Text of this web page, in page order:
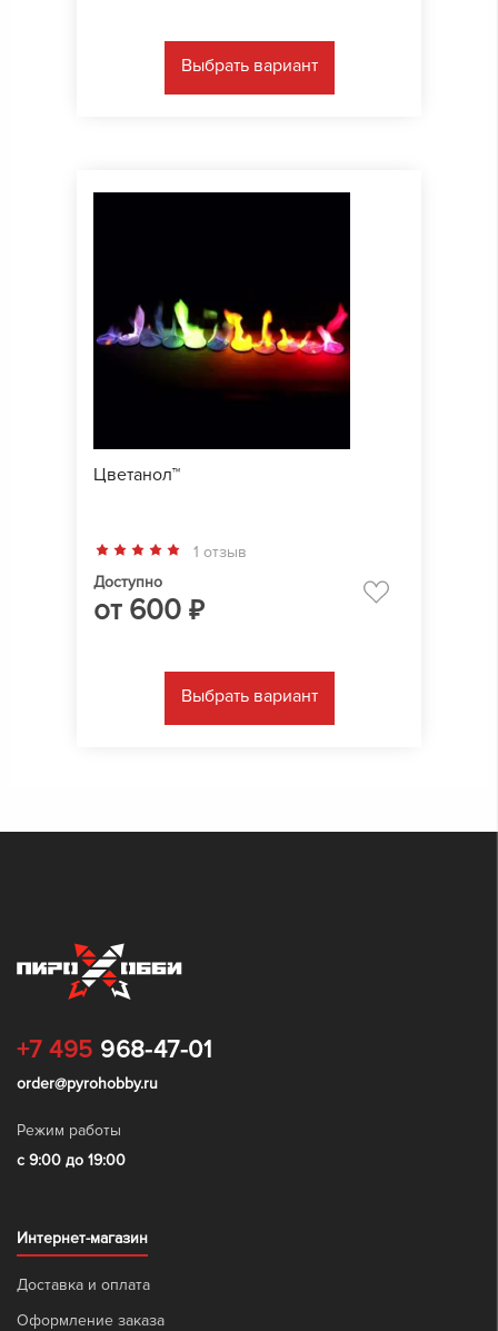
Выбрать вариант
Цветанол™
1 отзыв
Доступно
от 600 ₽
Выбрать вариант
+7 495 968-47-01
order@pyrohobby.ru
Режим работы
с 9:00 до 19:00
Интернет-магазин
Доставка и оплата
Оформление заказа